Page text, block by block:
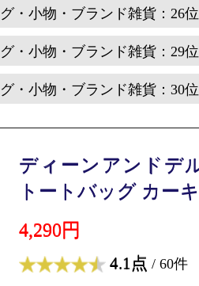
・小物・ブランド雑貨：26位
・小物・ブランド雑貨：29位
・小物・ブランド雑貨：30位
ディーンアンドデ
トートバッグ カー
4,290円
4.1点 / 60件